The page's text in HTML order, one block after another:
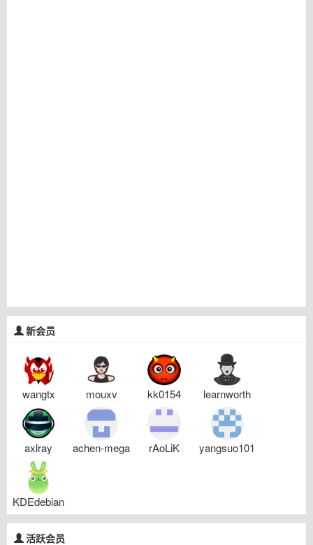
新会员
wangtx mouxv kk0154 learnworth
axlray achen-mega rAoLiK yangsuo101
KDEdebian
活跃会员